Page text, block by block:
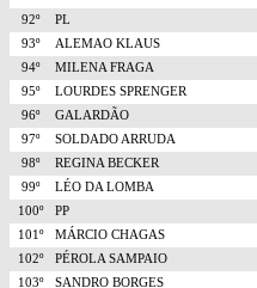
92º
PL
93º
ALEMAO KLAUS
94º
MILENA FRAGA
95º
LOURDES SPRENGER
96º
GALARDÃO
97º
SOLDADO ARRUDA
98º
REGINA BECKER
99º
LÉO DA LOMBA
100º
PP
101º
MÁRCIO CHAGAS
102º
PÉROLA SAMPAIO
103º
SANDRO BORGES